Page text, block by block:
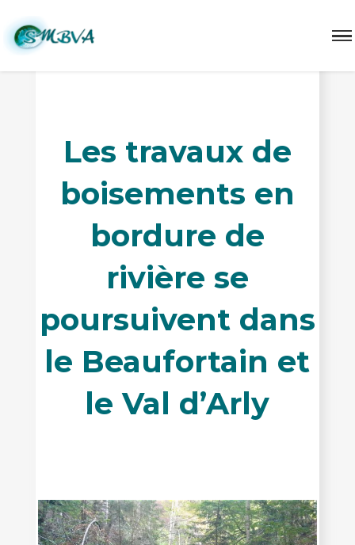
Les travaux de
boisements en
bordure de
rivière se
poursuivent dans
le Beaufortain et
le Val d’Arly